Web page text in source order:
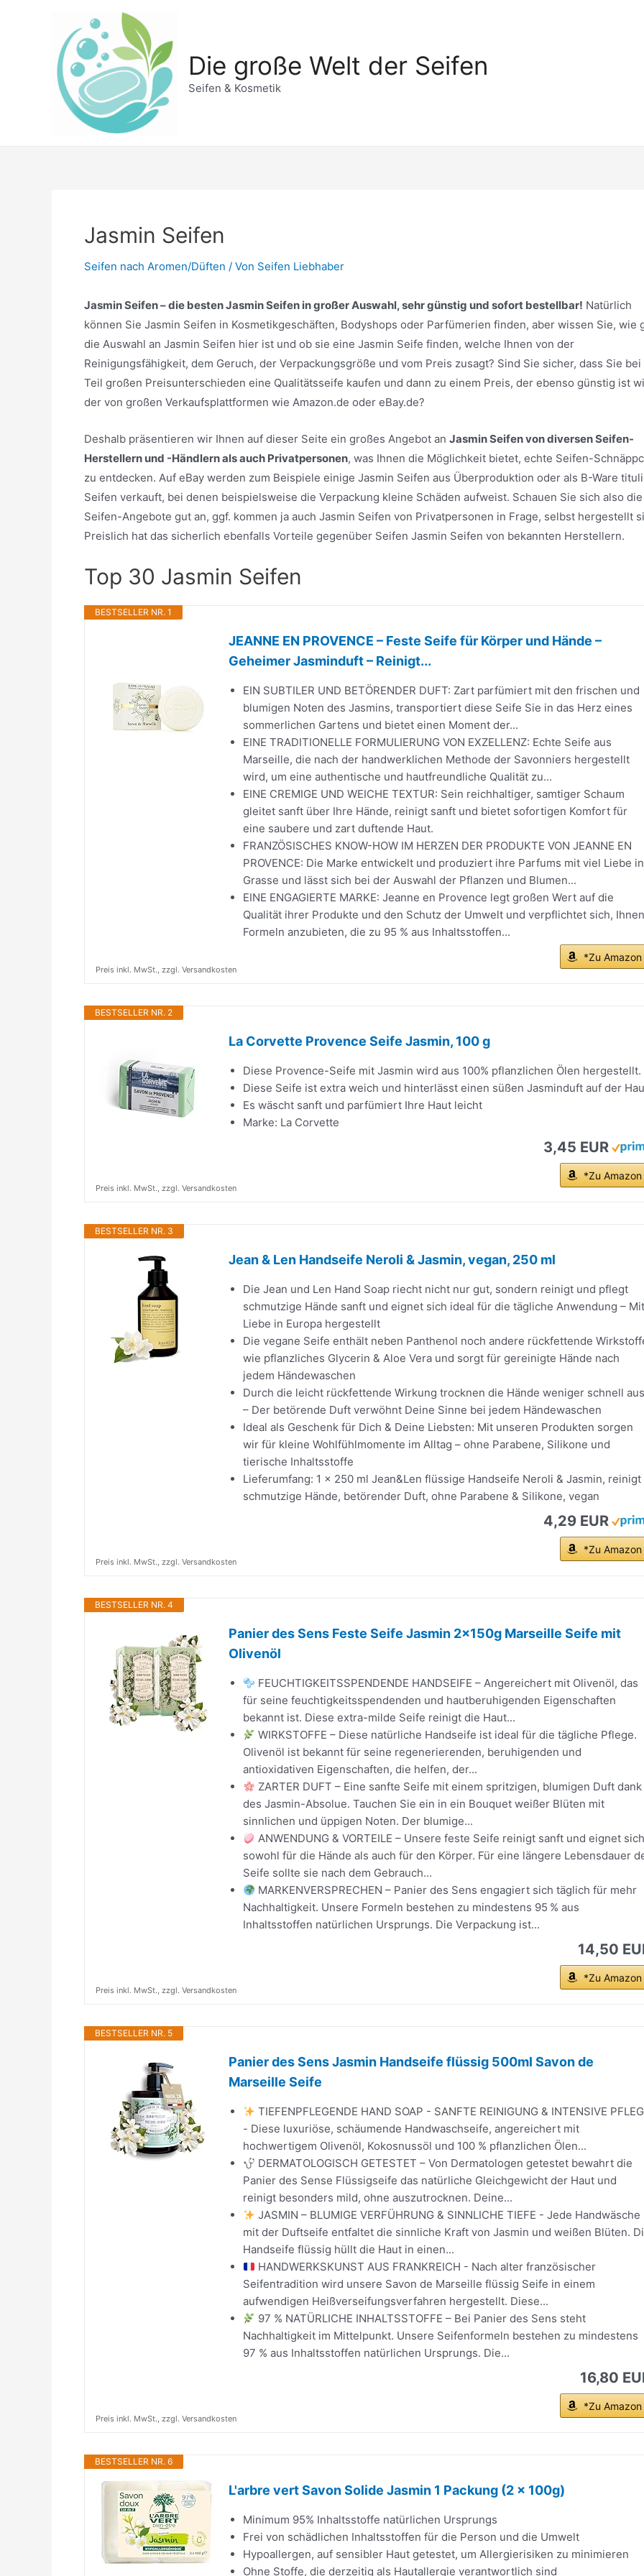
Die große Welt der Seifen
Seifen & Kosmetik
Jasmin Seifen
Seifen nach Aromen/Düften / Von Seifen Liebhaber
Jasmin Seifen – die besten Jasmin Seifen in großer Auswahl, sehr günstig und sofort bestellbar! Natürlich
können Sie Jasmin Seifen in Kosmetikgeschäften, Bodyshops oder Parfümerien finden, aber wissen Sie, wie
die Auswahl an Jasmin Seifen hier ist und ob sie eine Jasmin Seife finden, welche Ihnen von der
Reinigungsfähigkeit, dem Geruch, der Verpackungsgröße und vom Preis zusagt? Sind Sie sicher, dass Sie bei
Teil großen Preisunterschieden eine Qualitätsseife kaufen und dann zu einem Preis, der ebenso günstig ist
der von großen Verkaufsplattformen wie Amazon.de oder eBay.de?
Deshalb präsentieren wir Ihnen auf dieser Seite ein großes Angebot an Jasmin Seifen von diversen Seifen-
Herstellern und -Händlern als auch Privatpersonen, was Ihnen die Möglichkeit bietet, echte Seifen-
zu entdecken. Auf eBay werden zum Beispiele einige Jasmin Seifen aus Überproduktion oder als B-Ware
Seifen verkauft, bei denen beispielsweise die Verpackung kleine Schäden aufweist. Schauen Sie sich also die
Seifen-Angebote gut an, ggf. kommen ja auch Jasmin Seifen von Privatpersonen in Frage, selbst hergestellt
Preislich hat das sicherlich ebenfalls Vorteile gegenüber Seifen Jasmin Seifen von bekannten Herstellern.
Top 30 Jasmin Seifen
BESTSELLER NR. 1
JEANNE EN PROVENCE – Feste Seife für Körper und Hände –
Geheimer Jasminduft – Reinigt...
EIN SUBTILER UND BETÖRENDER DUFT: Zart parfümiert mit den frischen und
blumigen Noten des Jasmins, transportiert diese Seife Sie in das Herz eines
sommerlichen Gartens und bietet einen Moment der...
EINE TRADITIONELLE FORMULIERUNG VON EXZELLENZ: Echte Seife aus
Marseille, die nach der handwerklichen Methode der Savonniers hergestellt
wird, um eine authentische und hautfreundliche Qualität zu...
EINE CREMIGE UND WEICHE TEXTUR: Sein reichhaltiger, samtiger Schaum
gleitet sanft über Ihre Hände, reinigt sanft und bietet sofortigen Komfort für
eine saubere und zart duftende Haut.
FRANZÖSISCHES KNOW-HOW IM HERZEN DER PRODUKTE VON JEANNE EN
PROVENCE: Die Marke entwickelt und produziert ihre Parfums mit viel Liebe in
Grasse und lässt sich bei der Auswahl der Pflanzen und Blumen...
EINE ENGAGIERTE MARKE: Jeanne en Provence legt großen Wert auf die
Qualität ihrer Produkte und den Schutz der Umwelt und verpflichtet sich, Ihnen
Formeln anzubieten, die zu 95 % aus Inhaltsstoffen...
*Zu Amazon
Preis inkl. MwSt., zzgl. Versandkosten
BESTSELLER NR. 2
La Corvette Provence Seife Jasmin, 100 g
Diese Provence-Seife mit Jasmin wird aus 100% pflanzlichen Ölen hergestellt.
Diese Seife ist extra weich und hinterlässt einen süßen Jasminduft auf der
Es wäscht sanft und parfümiert Ihre Haut leicht
Marke: La Corvette
3,45 EUR
*Zu Amazon
Preis inkl. MwSt., zzgl. Versandkosten
BESTSELLER NR. 3
Jean & Len Handseife Neroli & Jasmin, vegan, 250 ml
Die Jean und Len Hand Soap riecht nicht nur gut, sondern reinigt und pflegt
schmutzige Hände sanft und eignet sich ideal für die tägliche Anwendung – Mit
Liebe in Europa hergestellt
Die vegane Seife enthält neben Panthenol noch andere rückfettende
wie pflanzliches Glycerin & Aloe Vera und sorgt für gereinigte Hände nach
jedem Händewaschen
Durch die leicht rückfettende Wirkung trocknen die Hände weniger schnell aus
– Der betörende Duft verwöhnt Deine Sinne bei jedem Händewaschen
Ideal als Geschenk für Dich & Deine Liebsten: Mit unseren Produkten sorgen
wir für kleine Wohlfühlmomente im Alltag – ohne Parabene, Silikone und
tierische Inhaltsstoffe
Lieferumfang: 1 x 250 ml Jean&Len flüssige Handseife Neroli & Jasmin, reinigt
schmutzige Hände, betörender Duft, ohne Parabene & Silikone, vegan
4,29 EUR
*Zu Amazon
Preis inkl. MwSt., zzgl. Versandkosten
BESTSELLER NR. 4
Panier des Sens Feste Seife Jasmin 2x150g Marseille Seife mit
Olivenöl
FEUCHTIGKEITSSPENDENDE HANDSEIFE – Angereichert mit Olivenöl, das
für seine feuchtigkeitsspendenden und hautberuhigenden Eigenschaften
bekannt ist. Diese extra-milde Seife reinigt die Haut...
WIRKSTOFFE – Diese natürliche Handseife ist ideal für die tägliche Pflege.
Olivenöl ist bekannt für seine regenerierenden, beruhigenden und
antioxidativen Eigenschaften, die helfen, der...
ZARTER DUFT – Eine sanfte Seife mit einem spritzigen, blumigen Duft dank
des Jasmin-Absolue. Tauchen Sie ein in ein Bouquet weißer Blüten mit
sinnlichen und üppigen Noten. Der blumige...
ANWENDUNG & VORTEILE – Unsere feste Seife reinigt sanft und eignet
sowohl für die Hände als auch für den Körper. Für eine längere Lebensdauer
Seife sollte sie nach dem Gebrauch...
MARKENVERSPRECHEN – Panier des Sens engagiert sich täglich für mehr
Nachhaltigkeit. Unsere Formeln bestehen zu mindestens 95 % aus
Inhaltsstoffen natürlichen Ursprungs. Die Verpackung ist...
14,50
*Zu Amazon
Preis inkl. MwSt., zzgl. Versandkosten
BESTSELLER NR. 5
Panier des Sens Jasmin Handseife flüssig 500ml Savon de
Marseille Seife
TIEFENPFLEGENDE HAND SOAP - SANFTE REINIGUNG & INTENSIVE
- Diese luxuriöse, schäumende Handwaschseife, angereichert mit
hochwertigem Olivenöl, Kokosnussöl und 100 % pflanzlichen Ölen...
DERMATOLOGISCH GETESTET – Von Dermatologen getestet bewahrt die
Panier des Sense Flüssigseife das natürliche Gleichgewicht der Haut und
reinigt besonders mild, ohne auszutrocknen. Deine...
JASMIN – BLUMIGE VERFÜHRUNG & SINNLICHE TIEFE - Jede Handwäsche
mit der Duftseife entfaltet die sinnliche Kraft von Jasmin und weißen Blüten.
Handseife flüssig hüllt die Haut in einen...
HANDWERKSKUNST AUS FRANKREICH - Nach alter französischer
Seifentradition wird unsere Savon de Marseille flüssig Seife in einem
aufwendigen Heißverseifungsverfahren hergestellt. Diese...
97 % NATÜRLICHE INHALTSSTOFFE – Bei Panier des Sens steht
Nachhaltigkeit im Mittelpunkt. Unsere Seifenformeln bestehen zu mindestens
97 % aus Inhaltsstoffen natürlichen Ursprungs. Die...
16,80
*Zu Amazon
Preis inkl. MwSt., zzgl. Versandkosten
BESTSELLER NR. 6
L'arbre vert Savon Solide Jasmin 1 Packung (2 x 100g)
Minimum 95% Inhaltsstoffe natürlichen Ursprungs
Frei von schädlichen Inhaltsstoffen für die Person und die Umwelt
Hypoallergen, auf sensibler Haut getestet, um Allergierisiken zu minimieren
Ohne Stoffe, die derzeitig als Hautallergie verantwortlich sind